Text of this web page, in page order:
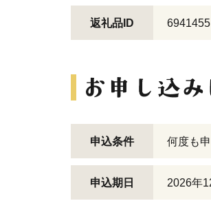
返礼品ID 6941455
申込条件 何度も
申込期日 2026年